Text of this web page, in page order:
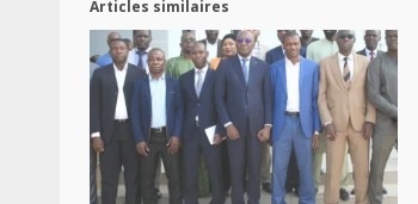
Articles similaires